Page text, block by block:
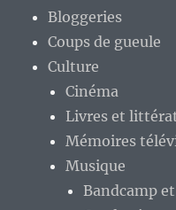
Bloggeries
Coups de gueule
Culture
Cinéma
Livres et
Mémoires
Musique
Bandcamp